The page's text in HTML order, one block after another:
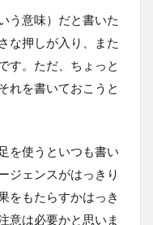
う意味）だと書いた
な押しが入り、また
す。ただ、ちょっと
れを書いておこうと
を使うといつも書い
ジェンスがはっきり
をもたらすかはっき
意は必要かと思いま